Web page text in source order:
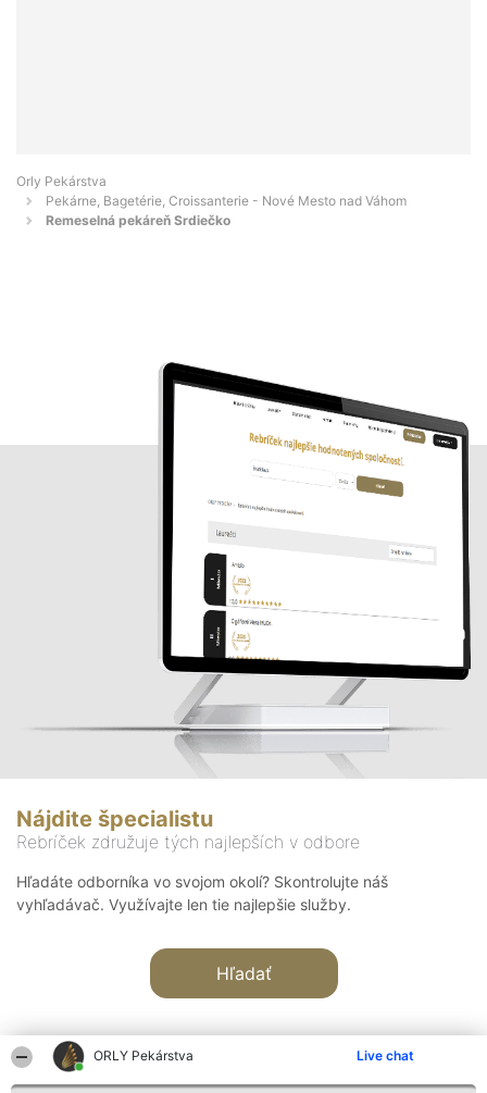
ORLY Pekárstva Live chat
Orly Pekárstva
Pekárne, Bagetérie, Croissanterie - Nové Mesto nad Váhom
Remeselná pekáreň Srdiečko
Nájdite špecialistu
Rebríček združuje tých najlepších v odbore
Hľadáte odborníka vo svojom okolí? Skontrolujte náš
vyhľadávač. Využívajte len tie najlepšie služby.
Hľadať